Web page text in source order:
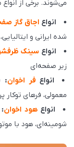
می‌شوند. برخی از
انواع اجاق گاز
شده ایرانی و
انواع سینک
زیر صفحه‌ای
انواع فر اخوان:
معمولی، فرهای توکار
انواع هود اخوان:
شومینه‌ای، هود با